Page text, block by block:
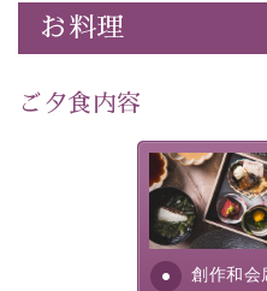
七色に移ろう「月下の櫻」
体験もお楽しみいただけま
この一年限りの機会に、記
-----------【安心への取り組
個室料亭、貸切風呂のご利
お料理
ご夕食内容
創作和会
美湖膳とは諏
提供する為に
明が考え出
す。美しい